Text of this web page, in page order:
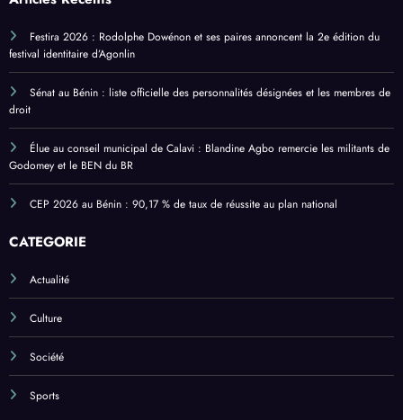
Festira 2026 : Rodolphe Dowénon et ses paires annoncent la 2e édition du
festival identitaire d’Agonlin
Sénat au Bénin : liste officielle des personnalités désignées et les membres de
droit
Élue au conseil municipal de Calavi : Blandine Agbo remercie les militants de
Godomey et le BEN du BR
Actualité
Culture
Société